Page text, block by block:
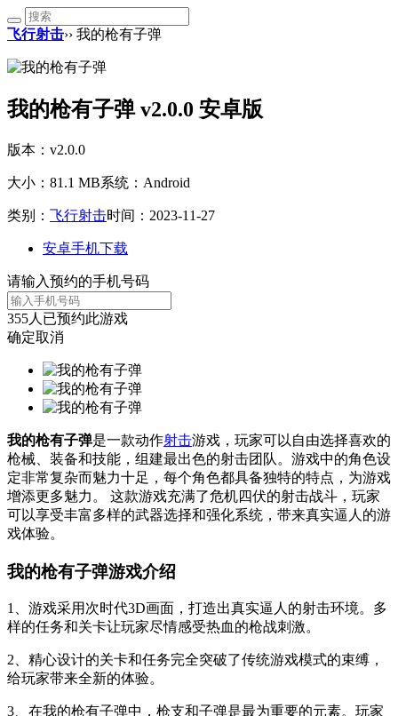
飞行射击›› 我的枪有子弹
我的枪有子弹 v2.0.0 安卓版
版本：v2.0.0
大小：81.1 MB系统：Android
类别： 飞行射击时间：2023-11-27
安卓手机下载
请输入预约的手机号码
355人已预约此游戏
确定取消
我的枪有子弹是一款动作射击游戏，玩家可以自由选择喜欢的
枪械、装备和技能，组建最出色的射击团队。游戏中的角色设
定非常复杂而魅力十足，每个角色都具备独特的特点，为游戏
增添更多魅力。 这款游戏充满了危机四伏的射击战斗，玩家
可以享受丰富多样的武器选择和强化系统，带来真实逼人的游
戏体验。
我的枪有子弹游戏介绍
1、游戏采用次时代3D画面，打造出真实逼人的射击环境。多
样的任务和关卡让玩家尽情感受热血的枪战刺激。
2、精心设计的关卡和任务完全突破了传统游戏模式的束缚，
给玩家带来全新的体验。
3、在我的枪有子弹中，枪支和子弹是最为重要的元素。玩家